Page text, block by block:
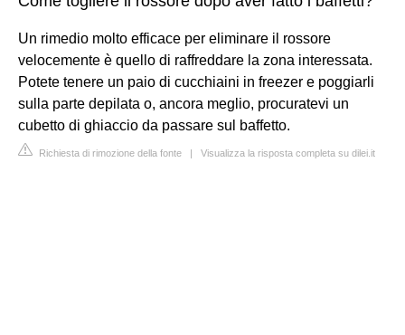
Un rimedio molto efficace per eliminare il rossore
velocemente è quello di raffreddare la zona interessata.
Potete tenere un paio di cucchiaini in freezer e poggiarli
sulla parte depilata o, ancora meglio, procuratevi un
cubetto di ghiaccio da passare sul baffetto.
Richiesta di rimozione della fonte | Visualizza la risposta completa su dilei.it